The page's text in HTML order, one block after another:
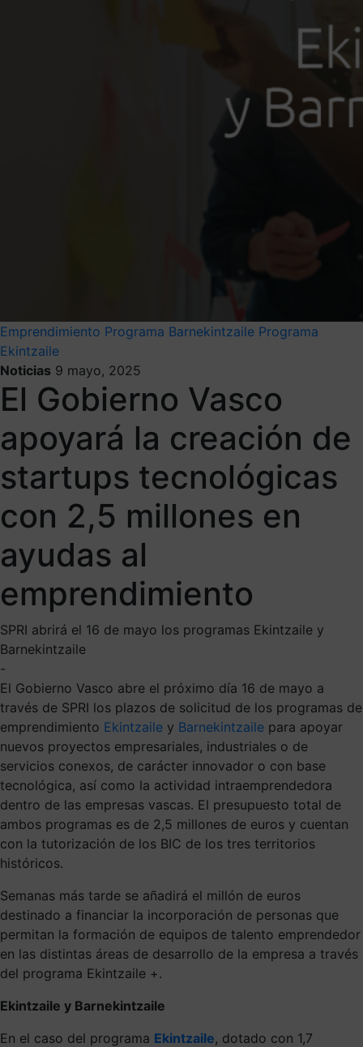
Emprendimiento Programa Barnekintzaile Programa
Ekintzaile
Noticias 9 mayo, 2025
El Gobierno Vasco
apoyará la creación de
startups tecnológicas
con 2,5 millones en
ayudas al
emprendimiento
SPRI abrirá el 16 de mayo los programas Ekintzaile y
Barnekintzaile
-
El Gobierno Vasco abre el próximo día 16 de mayo a
través de SPRI los plazos de solicitud de los programas de
emprendimiento Ekintzaile y Barnekintzaile para apoyar
nuevos proyectos empresariales, industriales o de
servicios conexos, de carácter innovador o con base
tecnológica, así como la actividad intraemprendedora
dentro de las empresas vascas. El presupuesto total de
ambos programas es de 2,5 millones de euros y cuentan
con la tutorización de los BIC de los tres territorios
históricos.
Semanas más tarde se añadirá el millón de euros
destinado a financiar la incorporación de personas que
permitan la formación de equipos de talento emprendedor
en las distintas áreas de desarrollo de la empresa a través
del programa Ekintzaile +.
Ekintzaile y Barnekintzaile
En el caso del programa Ekintzaile, dotado con 1,7